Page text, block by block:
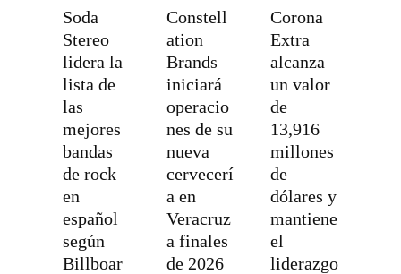
Soda
Stereo
lidera la
lista de
las
mejores
bandas
de rock
en
español
según
Billboar
Constell
ation
Brands
iniciará
operacio
nes de su
nueva
cervecerí
a en
Veracruz
a finales
de 2026
Corona
Extra
alcanza
un valor
de
13,916
millones
de
dólares y
mantiene
el
liderazgo